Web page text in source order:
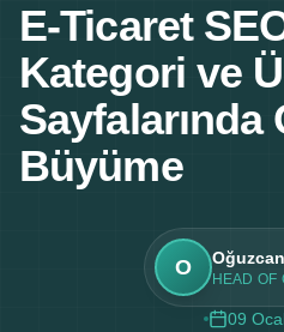
E-Ticaret
Kategori ve
Sayfalarında
Büyüme
O HEAD OF
09